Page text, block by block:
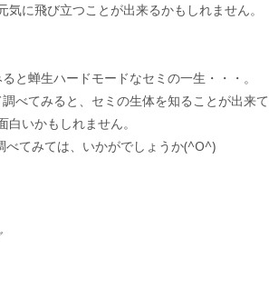
気に飛び立つことが出来るかもしれません。
と蝉生ハードモードなセミの一生・・・。
べてみると、セミの生体を知ることが出来て
白いかもしれません。
べてみては、いかがでしょうか(^O^)